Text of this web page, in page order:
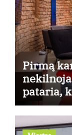
Pirmą
pataria,
kuris